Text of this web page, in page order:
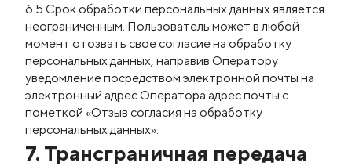
6.5.Срок обработки персональных данных является
неограниченным. Пользователь может в любой
момент отозвать свое согласие на обработку
персональных данных, направив Оператору
уведомление посредством электронной почты на
электронный адрес Оператора адрес почты с
пометкой «Отзыв согласия на обработку
персональных данных».
7. Трансграничная передача